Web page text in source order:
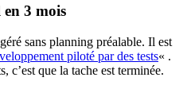
3 mois
sans planning préalable. Il est
piloté par des tests« .
c’est que la tache est terminée.